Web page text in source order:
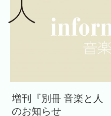
増刊『別冊 音楽と人
のお知らせ